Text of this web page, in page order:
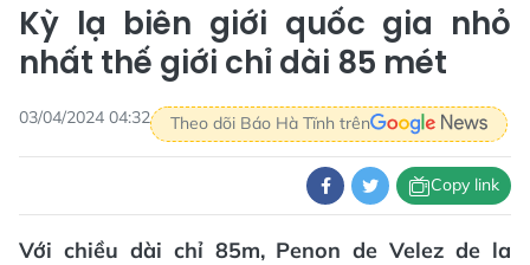
Kỳ lạ biên giới quốc gia nhỏ
nhất thế giới chỉ dài 85 mét
03/04/2024 04:32 Theo dõi Báo Hà Tĩnh trên
Copy link
Với chiều dài chỉ 85m, Penon de Velez de la